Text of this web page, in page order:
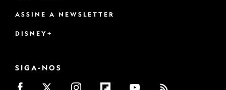
ASSINE A NEWSLETTER
DISNEY+
SIGA-NOS